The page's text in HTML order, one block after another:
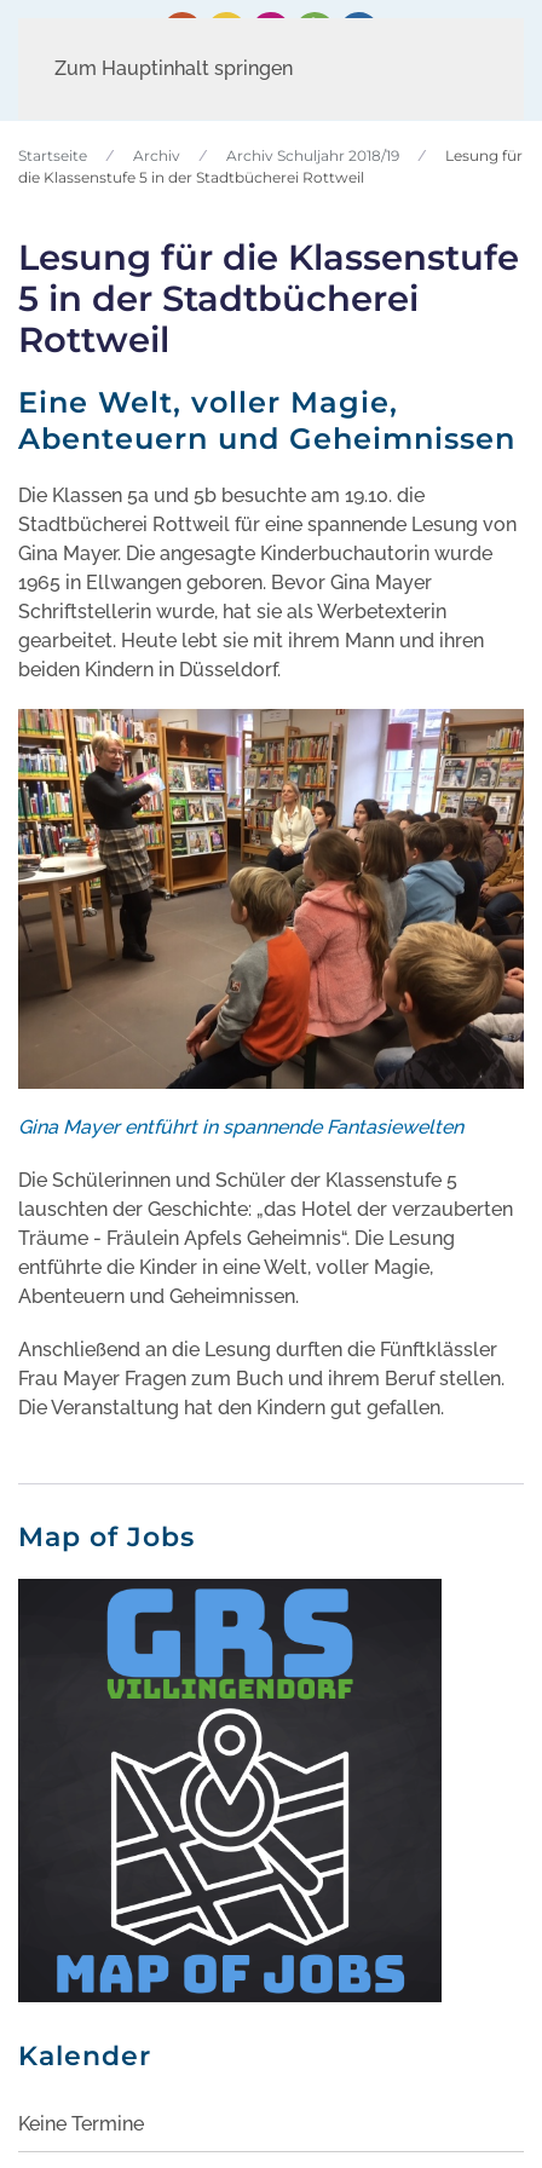
Zum Hauptinhalt springen
Startseite Archiv Archiv Schuljahr 2018/19
Lesung für
die Klassenstufe 5 in der Stadtbücherei Rottweil
Lesung für die Klassenstufe
5 in der Stadtbücherei
Rottweil
Eine Welt, voller Magie,
Abenteuern und Geheimnissen
Die Klassen 5a und 5b besuchte am 19.10. die
Stadtbücherei Rottweil für eine spannende Lesung von
Gina Mayer. Die angesagte Kinderbuchautorin wurde
1965 in Ellwangen geboren. Bevor Gina Mayer
Schriftstellerin wurde, hat sie als Werbetexterin
gearbeitet. Heute lebt sie mit ihrem Mann und ihren
beiden Kindern in Düsseldorf.
Gina Mayer entführt in spannende Fantasiewelten
Die Schülerinnen und Schüler der Klassenstufe 5
lauschten der Geschichte: „das Hotel der verzauberten
Träume - Fräulein Apfels Geheimnis“. Die Lesung
entführte die Kinder in eine Welt, voller Magie,
Abenteuern und Geheimnissen.
Anschließend an die Lesung durften die Fünftklässler
Frau Mayer Fragen zum Buch und ihrem Beruf stellen.
Die Veranstaltung hat den Kindern gut gefallen.
Map of Jobs
Kalender
Keine Termine